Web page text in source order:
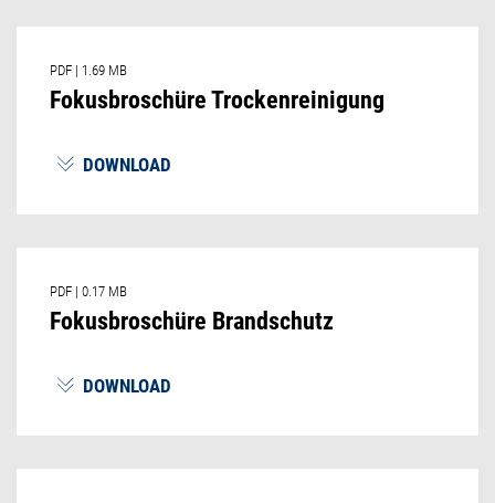
PDF | 1.69 MB
Fokusbroschüre Trockenreinigung
DOWNLOAD
PDF | 0.17 MB
Fokusbroschüre Brandschutz
DOWNLOAD